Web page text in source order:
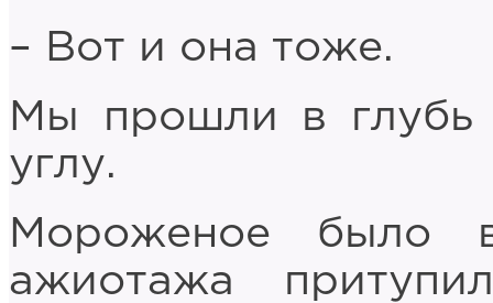
– Вот и она тоже.
Мы прошли в глубь
углу.
Мороженое было
ажиотажа